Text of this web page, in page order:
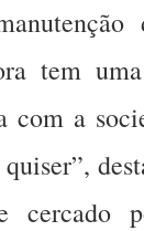
tem
a
cercado